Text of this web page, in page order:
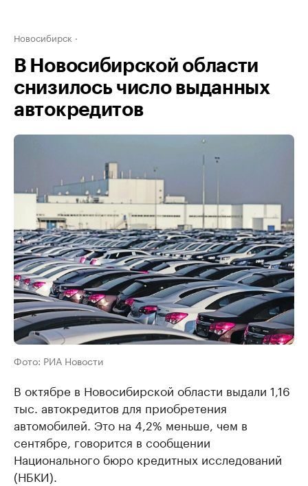
Новосибирск
В Новосибирской области
снизилось число выданных
автокредитов
Фото: РИА Новости
В октябре в Новосибирской области выдали 1,16
тыс. автокредитов для приобретения
автомобилей. Это на 4,2% меньше, чем в
сентябре, говорится в сообщении
Национального бюро кредитных исследований
(НБКИ).